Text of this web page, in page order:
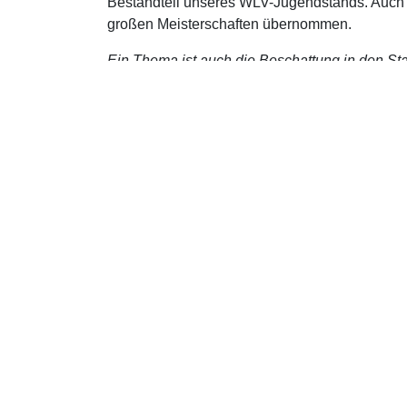
großen Meisterschaften übernommen.
Ein Thema ist auch die